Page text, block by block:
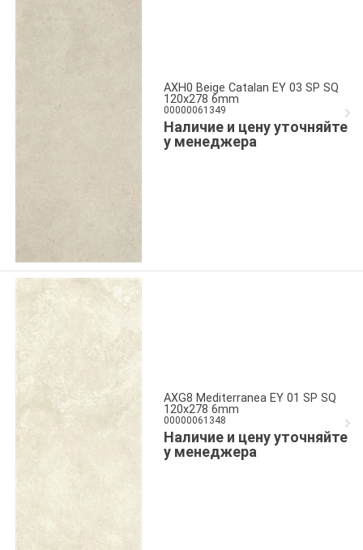
AXH0 Beige Catalan EY 03 SP SQ
120x278 6mm
00000061349
Наличие и цену уточняйте
у менеджера
AXG8 Mediterranea EY 01 SP SQ
120x278 6mm
00000061348
Наличие и цену уточняйте
у менеджера